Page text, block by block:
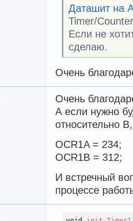
Даташит на
Timer/
Если не
сделаю.
Очень
Очень
А если нужно
относительно
OCR1A = 234;
OCR1B = 312;
И встречный
процессе